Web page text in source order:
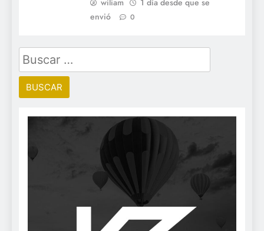
wiliam
1 día desde que se
envió
0
Buscar: